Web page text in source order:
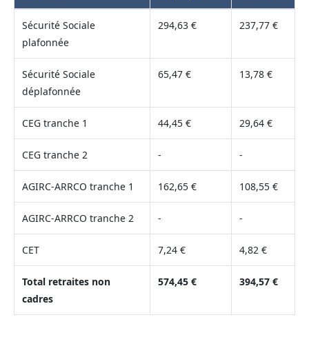
Sécurité Sociale
plafonnée
294,63 € 237,77 €
Sécurité Sociale
déplafonnée
65,47 € 13,78 €
CEG tranche 1 44,45 € 29,64 €
CEG tranche 2 - -
AGIRC-ARRCO tranche 1 162,65 € 108,55 €
AGIRC-ARRCO tranche 2 - -
CET 7,24 € 4,82 €
Total retraites non
cadres
574,45 € 394,57 €